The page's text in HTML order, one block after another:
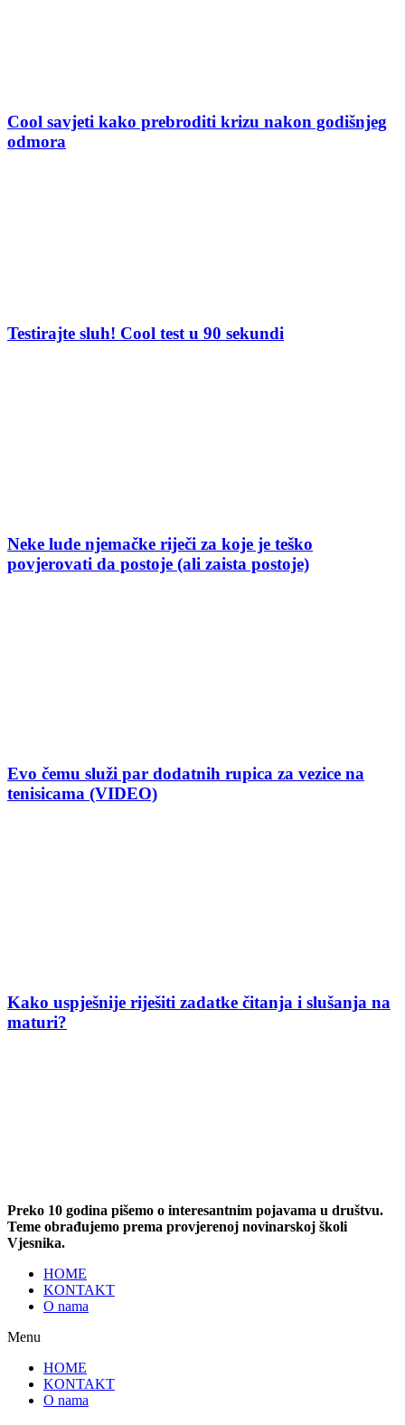
Cool savjeti kako prebroditi krizu nakon godišnjeg
odmora
Testirajte sluh! Cool test u 90 sekundi
Neke lude njemačke riječi za koje je teško
povjerovati da postoje (ali zaista postoje)
Evo čemu služi par dodatnih rupica za vezice na
tenisicama (VIDEO)
Kako uspješnije riješiti zadatke čitanja i slušanja na
maturi?
Preko 10 godina pišemo o interesantnim pojavama u društvu.
Teme obrađujemo prema provjerenoj novinarskoj školi
Vjesnika.
HOME
KONTAKT
O nama
Menu
HOME
KONTAKT
O nama